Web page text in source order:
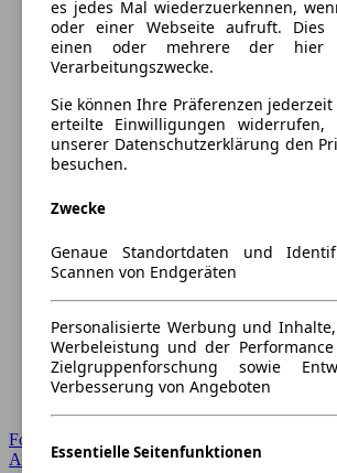
Forum Startseite
Alle Auto-Foren
es jedes Mal wiederzuerkennen,
oder einer Webseite aufruft. Dies
einen oder mehrere der hier
Verarbeitungszwecke.
Sie können Ihre Präferenzen
erteilte Einwilligungen
unserer Datenschutzerklärung den
besuchen.
Zwecke
Genaue Standortdaten und
Scannen von Endgeräten
Personalisierte Werbung und
Werbeleistung und der
Zielgruppenforschung sowie
Verbesserung von Angeboten
Essentielle Seitenfunktionen